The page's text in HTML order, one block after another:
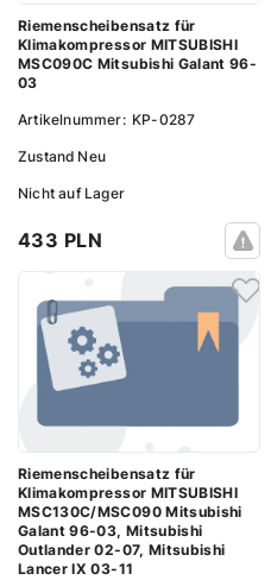
Riemenscheibensatz für
Klimakompressor MITSUBISHI
MSC090C Mitsubishi Galant 96-
03
Artikelnummer: KP-0287
Zustand Neu
Nicht auf Lager
433 PLN
Riemenscheibensatz für
Klimakompressor MITSUBISHI
MSC130C/MSC090 Mitsubishi
Galant 96-03, Mitsubishi
Outlander 02-07, Mitsubishi
Lancer IX 03-11